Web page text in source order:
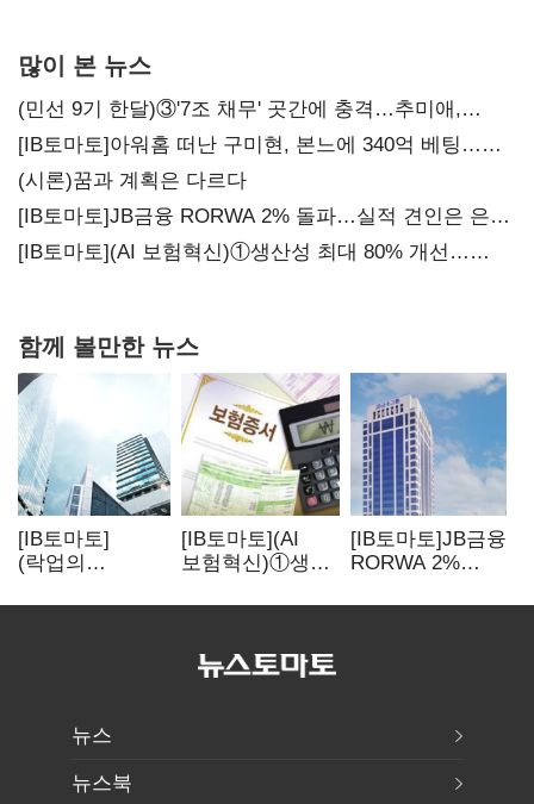
많이 본 뉴스
(민선 9기 한달)③'7조 채무' 곳간에 충격…추미애,
20년만에 '비상재정' 선언 승부수
[IB토마토]아워홈 떠난 구미현, 본느에 340억 베팅…
가족 지배체제 구축
(시론)꿈과 계획은 다르다
[IB토마토]JB금융 RORWA 2% 돌파…실적 견인은 은행
아닌 캐피탈
[IB토마토](AI 보험혁신)①생산성 최대 80% 개선…
함께 볼만한 뉴스
[IB토마토]
(락업의
뛰자 첫날
[IB토마토](AI
보험혁신)①생산
개선…현실은
[IB토마토]JB금융
RORWA 2%
견인은 은행 아닌
뉴스
뉴스북